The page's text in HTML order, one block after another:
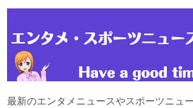
最新のエンタメニュースやスポーツニュ